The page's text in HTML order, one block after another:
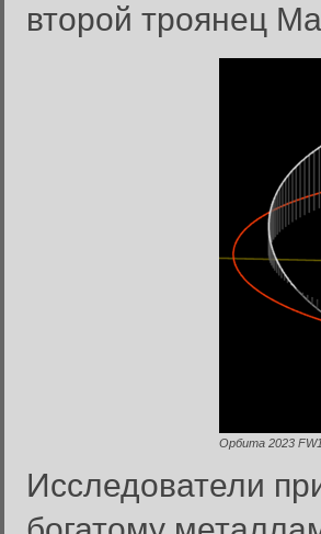
второй троянец
Орбита 2023
Исследователи